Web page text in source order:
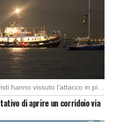
di aprire un corridoio via